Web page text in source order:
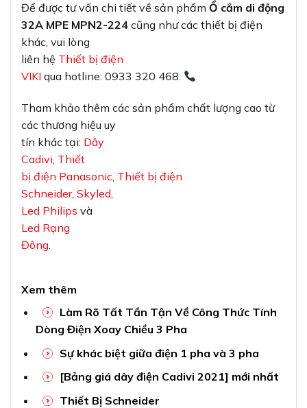
Để được tư vấn chi tiết về sản phẩm Ổ cắm di động
32A MPE MPN2-224 cũng như các thiết bị điện
khác, vui lòng
liên hệ Thiết bị điện
VIKI qua hotline: 0933 320 468.
Tham khảo thêm các sản phẩm chất lượng cao từ
các thương hiệu uy
tín khác tại: Dây
Cadivi, Thiết
bị điện Panasonic, Thiết bị điện
Schneider, Skyled,
Led Philips và
Led Rạng
Đông.
Xem thêm
Làm Rõ Tất Tần Tận Về Công Thức Tính
Dòng Điện Xoay Chiều 3 Pha
Sự khác biệt giữa điện 1 pha và 3 pha
[Bảng giá dây điện Cadivi 2021] mới nhất
Thiết Bị Schneider